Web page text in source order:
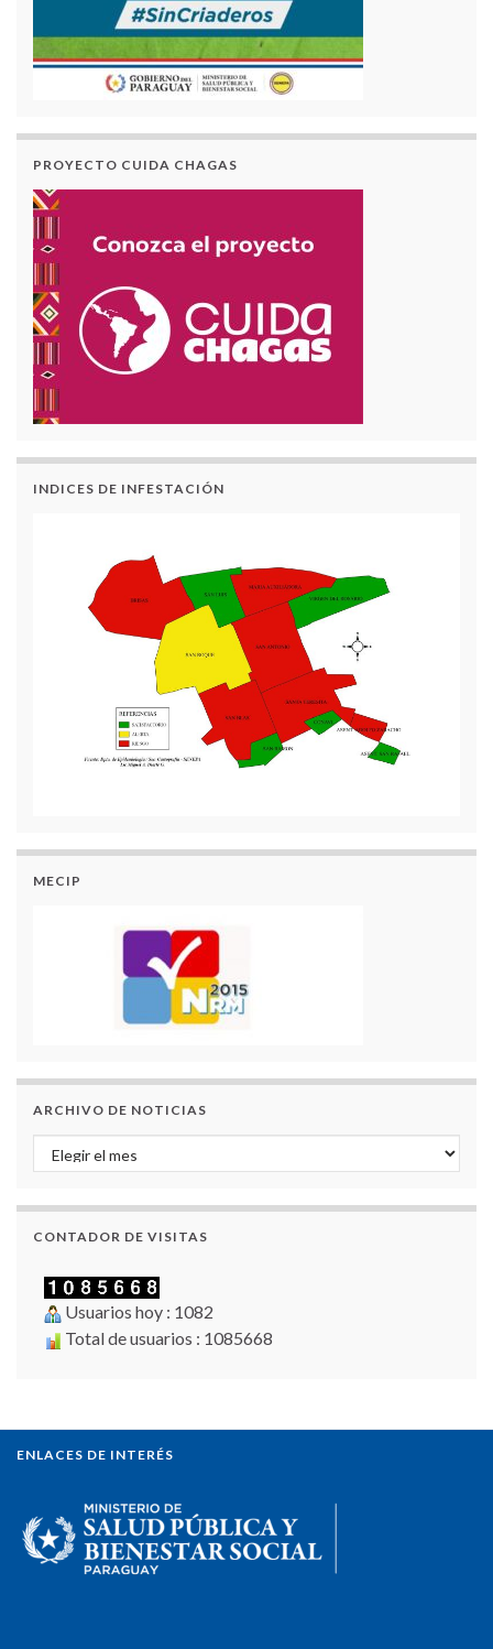
PROYECTO CUIDA CHAGAS
INDICES DE INFESTACIÓN
MECIP
ARCHIVO DE NOTICIAS
Archivo de Noticias
CONTADOR DE VISITAS
Usuarios hoy : 1082
Total de usuarios : 1085668
ENLACES DE INTERÉS